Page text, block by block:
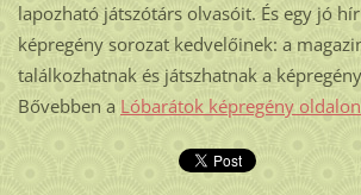
lapozható játszótárs olvasóit. És egy jó
képregény sorozat kedvelőinek: a
találkozhatnak és játszhatnak a
Bővebben a Lóbarátok képregény